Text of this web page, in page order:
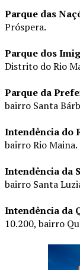
Parque das
Próspera.
Parque dos
Distrito do Rio
Parque da
bairro Santa
Intendência do
bairro Rio Maina.
Intendência da
bairro Santa
Intendência da
10.200, bairro